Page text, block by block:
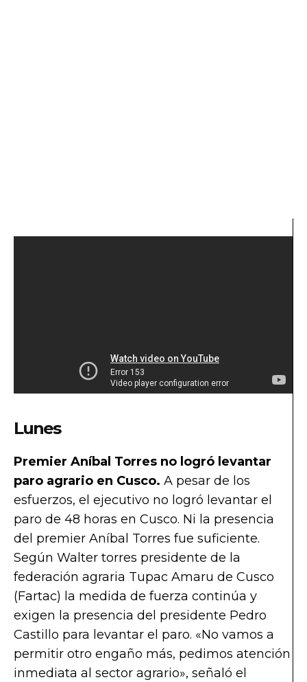
Lunes
Premier Aníbal Torres no logró levantar
paro agrario en Cusco. A pesar de los
esfuerzos, el ejecutivo no logró levantar el
paro de 48 horas en Cusco. Ni la presencia
del premier Aníbal Torres fue suficiente.
Según Walter torres presidente de la
federación agraria Tupac Amaru de Cusco
(Fartac) la medida de fuerza continúa y
exigen la presencia del presidente Pedro
Castillo para levantar el paro. «No vamos a
permitir otro engaño más, pedimos atención
inmediata al sector agrario», señaló el